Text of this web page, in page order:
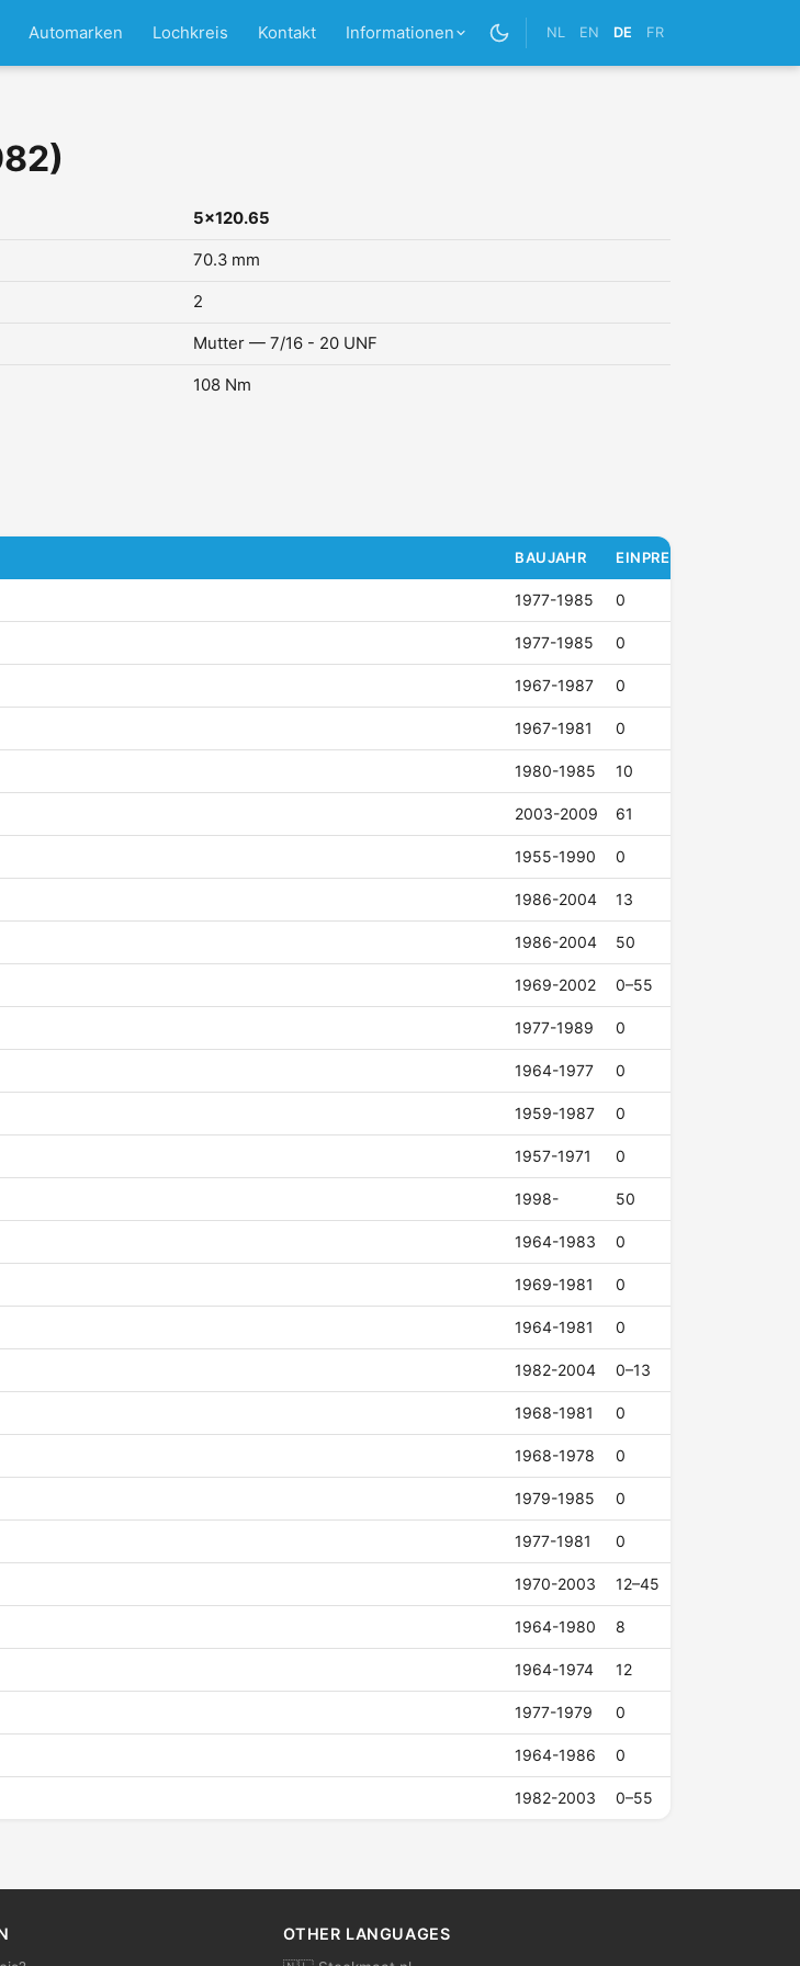
Automarken Lochkreis Kontakt Informationen NL EN DE FR
5x120.65
70.3 mm
2
Mutter — 7/16 - 20 UNF
108 Nm
BAUJAHR EINPRESSTIEFE (ET)
1977-1985 0
1977-1985 0
1967-1987 0
1967-1981 0
1980-1985 10
2003-2009 61
1955-1990 0
1986-2004 13
1986-2004 50
1969-2002 0–55
1977-1989 0
1964-1977 0
1959-1987 0
1957-1971 0
1998- 50
1964-1983 0
1969-1981 0
1964-1981 0
1982-2004 0–13
1968-1981 0
1968-1978 0
1979-1985 0
1977-1981 0
1970-2003 12–45
1964-1980 8
1964-1974 12
1977-1979 0
1964-1986 0
1982-2003 0–55
OTHER LANGUAGES